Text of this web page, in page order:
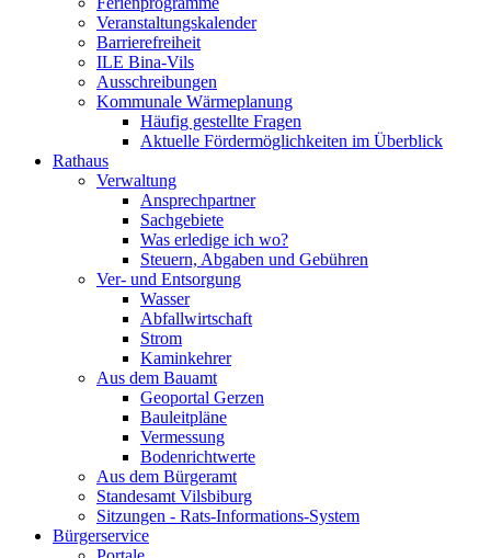
Veranstaltungskalender
Barrierefreiheit
ILE Bina-Vils
Ausschreibungen
Kommunale Wärmeplanung
Häufig gestellte Fragen
Aktuelle Fördermöglichkeiten im Überblick
Rathaus
Verwaltung
Ansprechpartner
Sachgebiete
Was erledige ich wo?
Steuern, Abgaben und Gebühren
Ver- und Entsorgung
Wasser
Abfallwirtschaft
Strom
Kaminkehrer
Aus dem Bauamt
Geoportal Gerzen
Bauleitpläne
Vermessung
Bodenrichtwerte
Aus dem Bürgeramt
Standesamt Vilsbiburg
Sitzungen - Rats-Informations-System
Bürgerservice